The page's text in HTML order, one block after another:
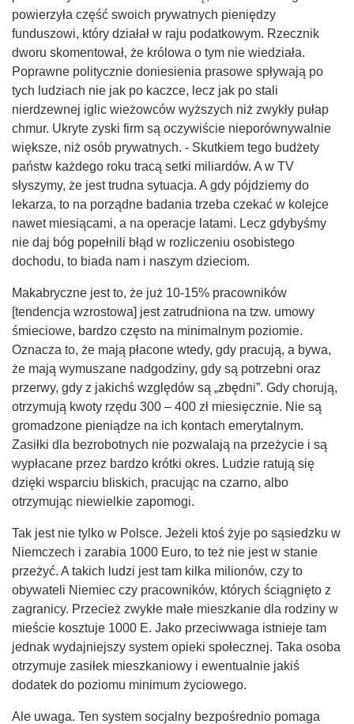
powierzyła część swoich prywatnych pieniędzy
funduszowi, który działał w raju podatkowym. Rzecznik
dworu skomentował, że królowa o tym nie wiedziała.
Poprawne politycznie doniesienia prasowe spływają po
tych ludziach nie jak po kaczce, lecz jak po stali
nierdzewnej iglic wieżowców wyższych niż zwykły pułap
chmur. Ukryte zyski firm są oczywiście nieporównywalnie
większe, niż osób prywatnych. - Skutkiem tego budżety
państw każdego roku tracą setki miliardów. A w TV
słyszymy, że jest trudna sytuacja. A gdy pójdziemy do
lekarza, to na porządne badania trzeba czekać w kolejce
nawet miesiącami, a na operacje latami. Lecz gdybyśmy
nie daj bóg popełnili błąd w rozliczeniu osobistego
dochodu, to biada nam i naszym dzieciom.
Makabryczne jest to, że już 10-15% pracowników
[tendencja wzrostowa] jest zatrudniona na tzw. umowy
śmieciowe, bardzo często na minimalnym poziomie.
Oznacza to, że mają płacone wtedy, gdy pracują, a bywa,
że mają wymuszane nadgodziny, gdy są potrzebni oraz
przerwy, gdy z jakichś względów są „zbędni”. Gdy chorują,
otrzymują kwoty rzędu 300 – 400 zł miesięcznie. Nie są
gromadzone pieniądze na ich kontach emerytalnym.
Zasiłki dla bezrobotnych nie pozwalają na przeżycie i są
wypłacane przez bardzo krótki okres. Ludzie ratują się
dzięki wsparciu bliskich, pracując na czarno, albo
otrzymując niewielkie zapomogi.
Tak jest nie tylko w Polsce. Jeżeli ktoś żyje po sąsiedzku w
Niemczech i zarabia 1000 Euro, to też nie jest w stanie
przeżyć. A takich ludzi jest tam kilka milionów, czy to
obywateli Niemiec czy pracowników, których ściągnięto z
zagranicy. Przecież zwykłe małe mieszkanie dla rodziny w
mieście kosztuje 1000 E. Jako przeciwwaga istnieje tam
jednak wydajniejszy system opieki społecznej. Taka osoba
otrzymuje zasiłek mieszkaniowy i ewentualnie jakiś
dodatek do poziomu minimum życiowego.
Ale uwaga. Ten system socjalny bezpośrednio pomaga